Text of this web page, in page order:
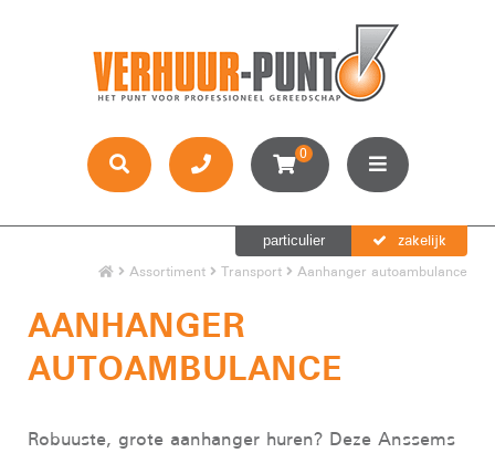
0
particulier zakelijk
Assortiment Transport Aanhanger autoambulance
AANHANGER
AUTOAMBULANCE
Robuuste, grote aanhanger huren? Deze Anssems